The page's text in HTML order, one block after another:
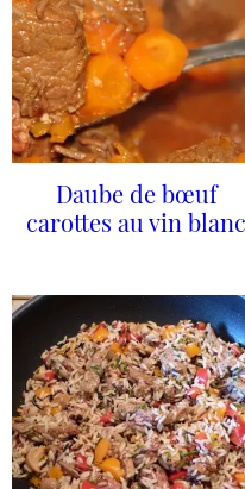
Daube de bœuf
carottes au vin blanc